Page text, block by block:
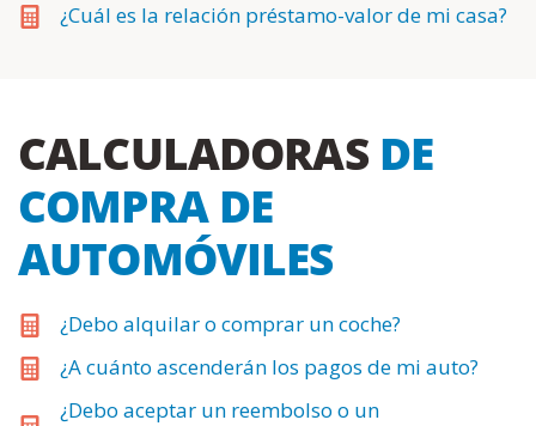
¿Cuál es la relación préstamo-valor de mi casa?
CALCULADORAS DE
COMPRA DE
AUTOMÓVILES
¿Debo alquilar o comprar un coche?
¿A cuánto ascenderán los pagos de mi auto?
¿Debo aceptar un reembolso o un